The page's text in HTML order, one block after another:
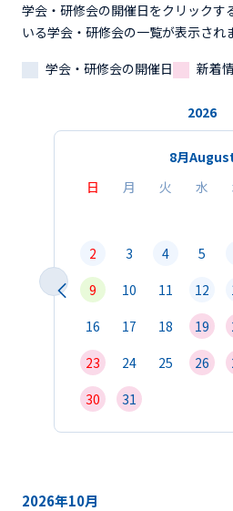
学会・研修会の開催日をクリックす
いる学会・研修会の一覧が表示され
学会・研修会の開催日
新着
2026
8月
日
月 火 水
2
3 4 5
9
10 11 12
16
17 18 19
23
24 25 26
30
31
2026年10月